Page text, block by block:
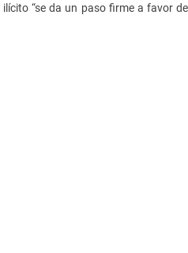
“se da un paso firme a favor